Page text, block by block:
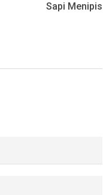
Sapi Menipis